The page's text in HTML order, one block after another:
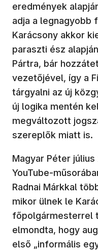
eredmények
adja a legnagyobb
Karácsony akkor
paraszti ész
Pártra, bár
vezetőjével, így a
tárgyalni az új
új logika mentén
megváltozott
szereplők miatt is.
Magyar Péter július
YouTube-
Radnai Márkkal
mikor ülnek le
főpolgármesterrel
elmondta, hogy
első „informális